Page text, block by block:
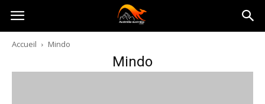
Australia-
australie.com
Accueil Mindo
Mindo